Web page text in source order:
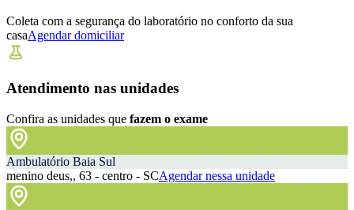
Coleta com a segurança do laboratório no conforto da sua
casaAgendar domiciliar
Atendimento nas unidades
Confira as unidades que fazem o exame
Ambulatório Baia Sul
menino deus,, 63 - centro - SCAgendar nessa unidade